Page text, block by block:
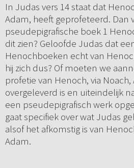
In Judas vers 14 staat dat
Adam, heeft geprofeteerd. Dan
pseudepigrafische boek 1
dit zien? Geloofde Judas dat
Henochboeken echt van
hij zich dus? Of moeten we
profetie van Henoch, via
overgeleverd is en uiteindelijk
een pseudepigrafisch werk
gaat specifiek over wat Judas
alsof het afkomstig is van
Adam.